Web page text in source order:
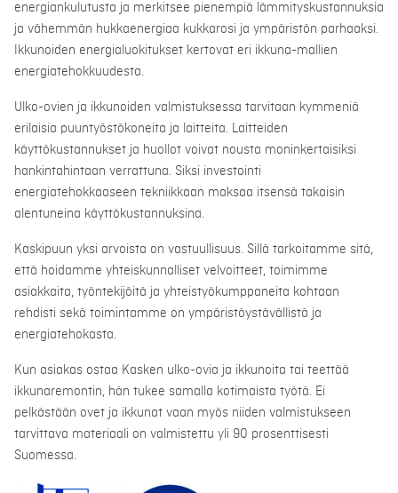
energiankulutusta ja merkitsee pienempiä lämmityskustannuksia
ja vähemmän hukkaenergiaa kukkarosi ja ympäristön parhaaksi.
Ikkunoiden energialuokitukset kertovat eri ikkuna-mallien
energiatehokkuudesta.
Ulko-ovien ja ikkunoiden valmistuksessa tarvitaan kymmeniä
erilaisia puuntyöstökoneita ja laitteita. Laitteiden
käyttökustannukset ja huollot voivat nousta moninkertaisiksi
hankintahintaan verrattuna. Siksi investointi
energiatehokkaaseen tekniikkaan maksaa itsensä takaisin
alentuneina käyttökustannuksina.
Kaskipuun yksi arvoista on vastuullisuus. Sillä tarkoitamme sitä,
että hoidamme yhteiskunnalliset velvoitteet, toimimme
asiakkaita, työntekijöitä ja yhteistyökumppaneita kohtaan
rehdisti sekä toimintamme on ympäristöystävällistä ja
energiatehokasta.
Kun asiakas ostaa Kasken ulko-ovia ja ikkunoita tai teettää
ikkunaremontin, hän tukee samalla kotimaista työtä. Ei
pelkästään ovet ja ikkunat vaan myös niiden valmistukseen
tarvittava materiaali on valmistettu yli 90 prosenttisesti
Suomessa.